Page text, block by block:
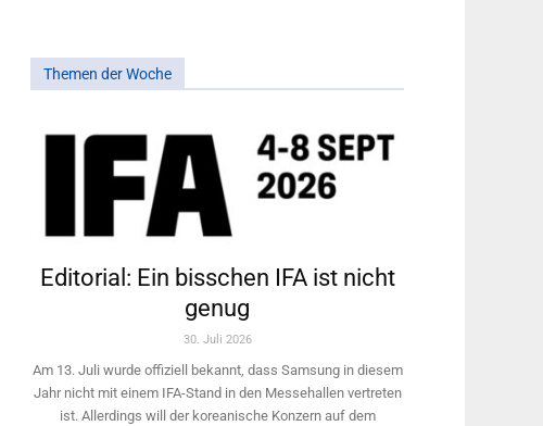
Themen der Woche
Editorial: Ein bisschen IFA ist nicht
genug
30. Juli 2026
Am 13. Juli wurde offiziell bekannt, dass Samsung in diesem
Jahr nicht mit einem IFA-Stand in den Messehallen vertreten
ist. Allerdings will ­der koreanische Konzern auf dem